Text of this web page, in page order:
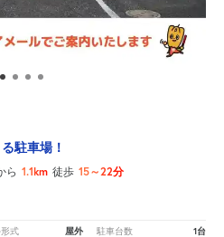
駐車場！
ら 1.1km 徒歩 15～22分
式 屋外 駐車台数 1台